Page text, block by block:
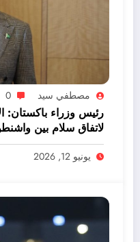
مصطفي سيد 0
رئيس وزراء باكستان:
لاتفاق سلام بين
يونيو 12, 2026